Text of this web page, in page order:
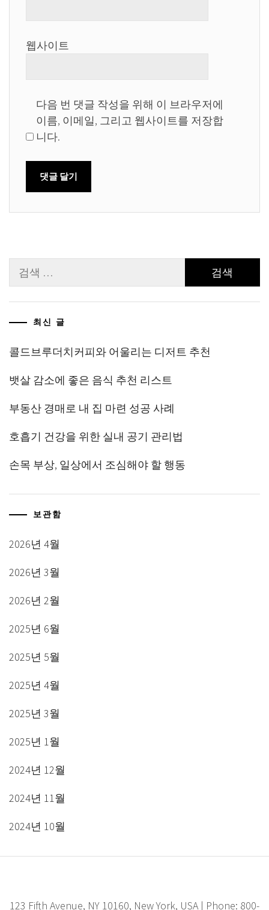
웹사이트
다음 번 댓글 작성을 위해 이 브라우저에
이름, 이메일, 그리고 웹사이트를 저장합
니다.
색:
최신 글
콜드브루더치커피와 어울리는 디저트 추천
뱃살 감소에 좋은 음식 추천 리스트
부동산 경매로 내 집 마련 성공 사례
호흡기 건강을 위한 실내 공기 관리법
손목 부상, 일상에서 조심해야 할 행동
보관함
2026년 4월
2026년 3월
2026년 2월
2025년 6월
2025년 5월
2025년 4월
2025년 3월
2025년 1월
2024년 12월
2024년 11월
2024년 10월
123 Fifth Avenue, NY 10160, New York, USA | Phone: 800-